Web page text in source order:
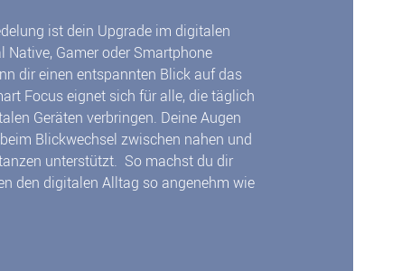
ist dein Upgrade im digitalen
Native, Gamer oder Smartphone
dir einen entspannten Blick auf das
Focus eignet sich für alle, die täglich
Geräten verbringen. Deine Augen
Blickwechsel zwischen nahen und
unterstützt. So machst du dir
den digitalen Alltag so angenehm wie